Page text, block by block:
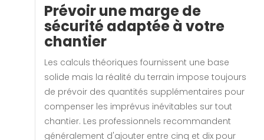
Prévoir une marge de
sécurité adaptée à votre
chantier
Les calculs théoriques fournissent une base
solide mais la réalité du terrain impose toujours
de prévoir des quantités supplémentaires pour
compenser les imprévus inévitables sur tout
chantier. Les professionnels recommandent
généralement d'ajouter entre cinq et dix pour